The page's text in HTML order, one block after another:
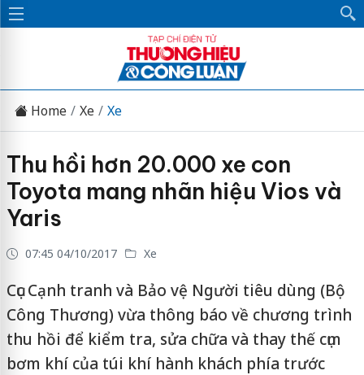
Home Xe Xe
Thu hồi hơn 20.000 xe con
Toyota mang nhãn hiệu Vios và
Yaris
07:45 04/10/2017 Xe
Cục Cạnh tranh và Bảo vệ Người tiêu dùng (Bộ
Công Thương) vừa thông báo về chương trình
thu hồi để kiểm tra, sửa chữa và thay thế cụm
bơm khí của túi khí hành khách phía trước